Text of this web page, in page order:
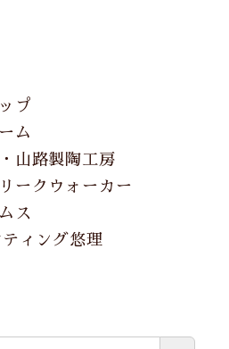
プ
ム
山路製陶工房
ークウォーカー
ス
ィング悠理